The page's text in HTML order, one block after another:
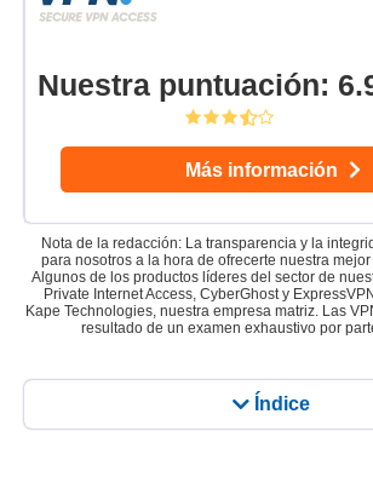
Índice
Nuestra puntuación:
Más información
Nota de la redacción: La transparencia y la
para nosotros a la hora de ofrecerte nuestra
Algunos de los productos líderes del sector de
Private Internet Access, CyberGhost y
Kape Technologies, nuestra empresa matriz. Las
resultado de un examen exhaustivo por